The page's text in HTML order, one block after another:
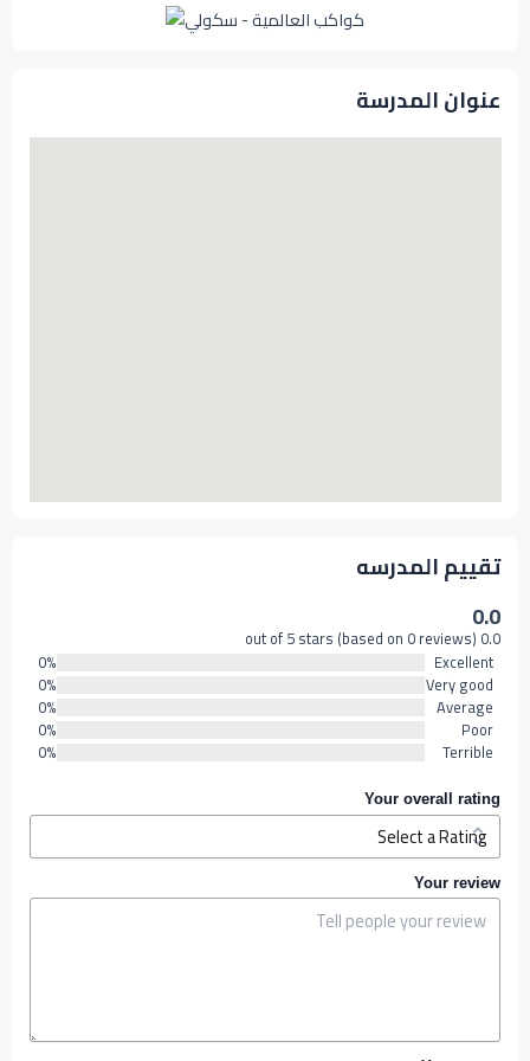
عنوان المدرسة
تقييم المدرسه
0.0
0.0 out of 5 stars (based on 0 reviews)
Excellent
0%
Very good
0%
Average
0%
Poor
0%
Terrible
0%
Your overall rating
Your review